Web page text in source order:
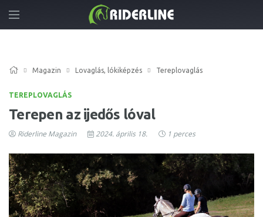
Magazin Lovaglás, lókiképzés Tereplovaglás
TEREPLOVAGLÁS
Terepen az ijedős lóval
Riderline Magazin 2024. április 18. 1 perces